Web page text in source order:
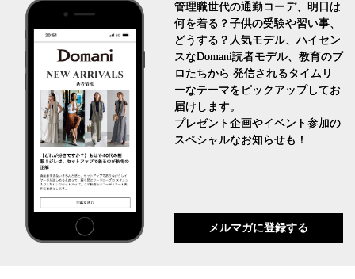
管理職世代の通勤コーデ、明日は
何を着る？子供の受験や習い事、
どうする？人気モデル、ハイセン
スなDomani読者モデル、教育のプ
ロたちから 発信されるタイムリ
ーなテーマをピックアップしてお
届けします。
プレゼント企画やイベント参加の
スペシャルなお知らせも！
メルマガに登録する